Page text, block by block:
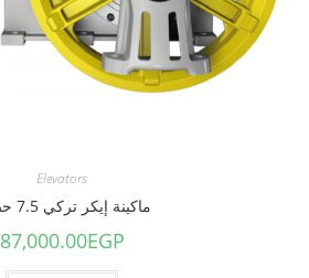
Elevators
ماكينة إيكر تركي 7.5 حصان
87,000.00EGP